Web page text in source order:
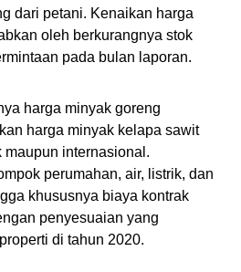
dari petani. Kenaikan harga
oleh berkurangnya stok
pada bulan laporan.
harga minyak goreng
harga minyak kelapa sawit
maupun internasional.
perumahan, air, listrik, dan
khususnya biaya kontrak
penyesuaian yang
di tahun 2020.